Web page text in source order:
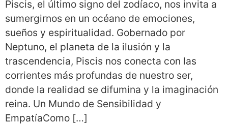
Piscis, el último signo del zodíaco, nos invita a
sumergirnos en un océano de emociones,
sueños y espiritualidad. Gobernado por
Neptuno, el planeta de la ilusión y la
trascendencia, Piscis nos conecta con las
corrientes más profundas de nuestro ser,
donde la realidad se difumina y la imaginación
reina. Un Mundo de Sensibilidad y
EmpatíaComo […]